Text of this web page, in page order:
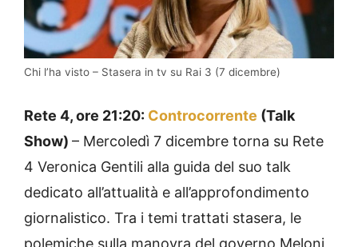
Chi l’ha visto – Stasera in tv su Rai 3 (7 dicembre)
Rete 4, ore 21:20: Controcorrente (Talk
Show) – Mercoledì 7 dicembre torna su Rete
4 Veronica Gentili alla guida del suo talk
dedicato all’attualità e all’approfondimento
giornalistico. Tra i temi trattati stasera, le